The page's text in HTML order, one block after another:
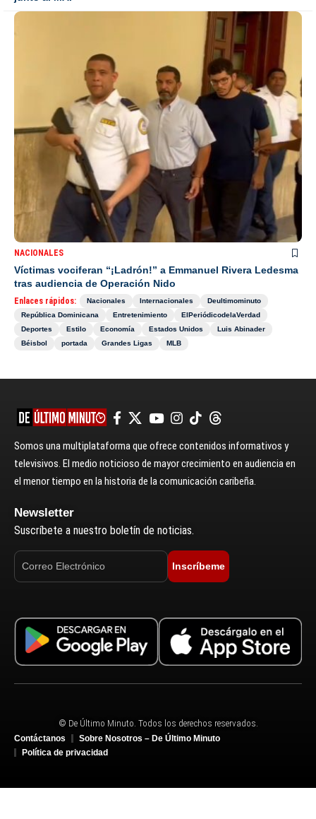
NACIONALES
Víctimas vociferan “¡Ladrón!” a Emmanuel Rivera Ledesma
tras audiencia de Operación Nido
Enlaces rápidos: Nacionales Internacionales
Deultimominuto
República Dominicana
Entretenimiento
ElPeriódicodelaVerdad
Deportes
Estilo Economía Estados Unidos
Luis Abinader
Béisbol
portada Grandes Ligas MLB
Somos una multiplataforma que ofrece contenidos informativos y
televisivos. El medio noticioso de mayor crecimiento en audiencia en
el menor tiempo en la historia de la comunicación caribeña.
Newsletter
Suscríbete a nuestro boletín de noticias.
Inscríbeme
© De Último Minuto. Todos los derechos reservados.
Contáctanos
Sobre Nosotros – De Último Minuto
Política de privacidad